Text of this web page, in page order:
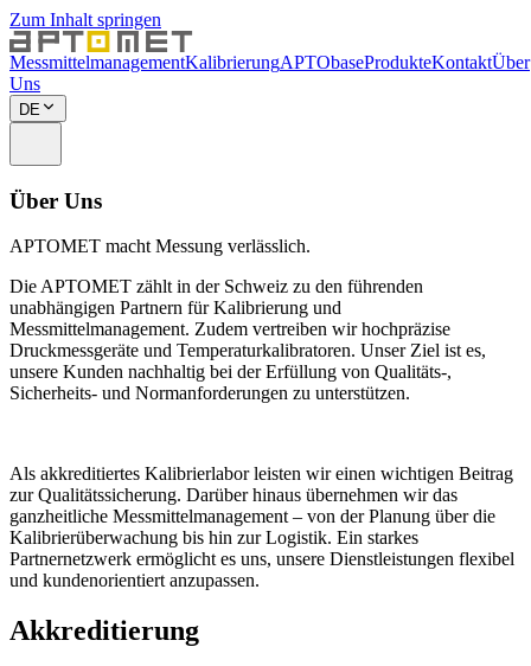
Zum Inhalt springen
MessmittelmanagementKalibrierungAPTObaseProdukteKontaktÜber
Uns
DE
Über Uns
APTOMET macht Messung verlässlich.
Die APTOMET zählt in der Schweiz zu den führenden
unabhängigen Partnern für Kalibrierung und
Messmittelmanagement. Zudem vertreiben wir hochpräzise
Druckmessgeräte und Temperaturkalibratoren. Unser Ziel ist es,
unsere Kunden nachhaltig bei der Erfüllung von Qualitäts-,
Sicherheits- und Normanforderungen zu unterstützen.
Als akkreditiertes Kalibrierlabor leisten wir einen wichtigen Beitrag
zur Qualitätssicherung. Darüber hinaus übernehmen wir das
ganzheitliche Messmittelmanagement – von der Planung über die
Kalibrierüberwachung bis hin zur Logistik. Ein starkes
Partnernetzwerk ermöglicht es uns, unsere Dienstleistungen flexibel
und kundenorientiert anzupassen.
Akkreditierung